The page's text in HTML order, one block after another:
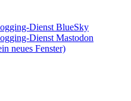
Dienst BlueSky
Dienst Mastodon
neues Fenster)